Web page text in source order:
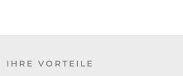
IHRE VORTEILE